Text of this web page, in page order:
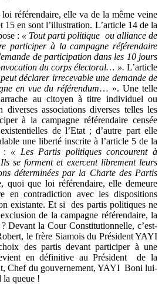
référendaire, elle va de la même veine
en sont l’illustration. L’article 14 de la
: « Tout parti politique ou alliance de
participer à la campagne référendaire
de participation dans les 10 jours
du corps électoral… ». L’article
déclarer irrecevable une demande de
en vue du référendum… ». Une telle
au citoyen à titre individuel ou
diverses associations diverses telles les
à la campagne référendaire censée
de l’Etat ; d’autre part elle
une liberté inscrite à l’article 5 de la
: « Les Partis politiques concourent à
se forment et exercent librement leurs
déterminées par la Charte des Partis
que loi référendaire, elle demeure
en contradiction avec les dispositions
existante. Et si des partis politiques ne
de la campagne référendaire, la
Devant la Cour Constitutionnelle, c’est-
le frère Siamois du Président YAYI
des partis devant participer à une
en définitive au Président de la
Chef du gouvernement, YAYI Boni lui-
la queue !